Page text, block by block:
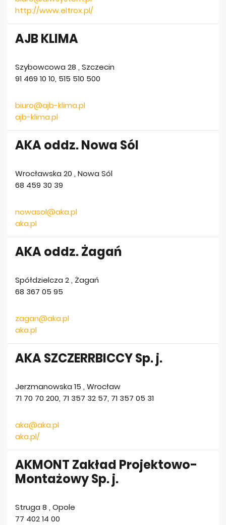
http://www.eltrox.pl/
AJB KLIMA
Szybowcowa 28 , Szczecin
91 469 10 10, 515 510 500
biuro@ajb-klima.pl
ajb-klima.pl
AKA oddz. Nowa Sól
Wrocławska 20 , Nowa Sól
68 459 30 39
nowasol@aka.pl
aka.pl
AKA oddz. Żagań
Spółdzielcza 2, Żagań
68 367 05 95
zagan@aka.pl
aka.pl
AKA SZCZERRBICCY Sp. j.
Jerzmanowska 15 , Wrocław
71 70 70 200, 71 357 32 57, 71 357 05 31
aka@aka.pl
aka.pl/
AKMONT Zakład Projektowo-
Montażowy Sp. j.
Struga 8 , Opole
77 402 14 00